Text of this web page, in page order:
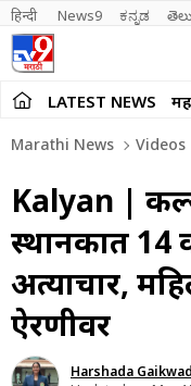
हिन्दी News9 ಕನ್ನಡ
LATEST NEWS
Marathi News Videos
Kalyan |
स्थानकात 14
अत्याचार,
ऐरणीवर
Harshada Gaikwad